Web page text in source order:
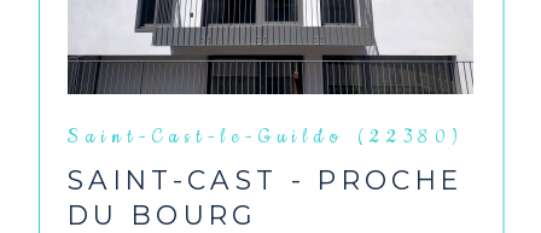
Saint-Cast-le-Guildo (22380)
SAINT-CAST - PROCHE
DU BOURG